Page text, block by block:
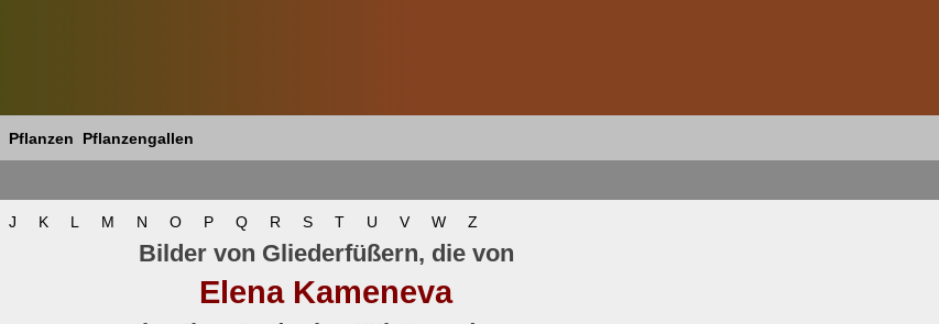
Pflanzen Pflanzengallen
J K L M N O P Q R S T U V W Z
Bilder von Gliederfüßern, die von
Elena Kameneva